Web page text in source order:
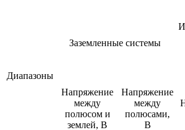
Диапазоны
Заземленные системы
Напряжение
между
полюсом и
землей, В
Напряжение
между
полюсами,
В